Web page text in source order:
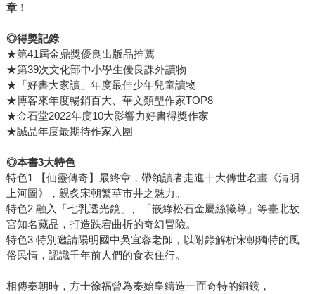
章！
◎得獎記錄
★第41屆金鼎獎優良出版品推薦
★第39次文化部中小學生優良課外讀物
★「好書大家讀」年度最佳少年兒童讀物
★博客來年度暢銷百大、華文類型作家TOP8
★金石堂2022年度10大影響力好書得獎作家
★誠品年度最期待作家入圍
◎本書3大特色
特色1 【仙靈傳奇】最終章，帶領讀者走進十大傳世名畫《清明
上河圖》，親炙宋朝繁華市井之魅力。
特色2 融入「七乳透光鏡」、「嵌綠松石金屬絲犧尊」等臺北故
宮知名藏品，打造跌宕曲折的奇幻冒險。
特色3 特別邀請陽明國中吳宜蓉老師，以附錄解析宋朝獨特的風
俗民情，認識千年前人們的食衣住行。
相傳秦朝時，方士徐福曾為秦始皇鑄造一面奇特的銅鏡，